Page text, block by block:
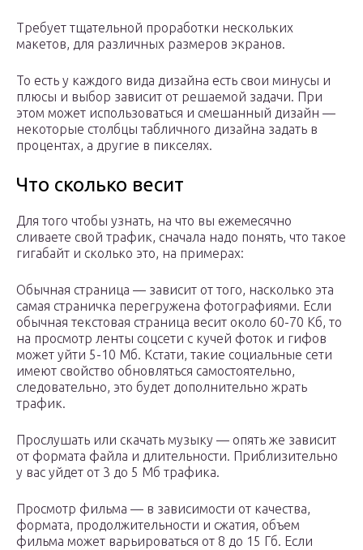
Требует тщательной проработки нескольких
макетов, для различных размеров экранов.
То есть у каждого вида дизайна есть свои минусы и
плюсы и выбор зависит от решаемой задачи. При
этом может использоваться и смешанный дизайн —
некоторые столбцы табличного дизайна задать в
процентах, а другие в пикселях.
Что сколько весит
Для того чтобы узнать, на что вы ежемесячно
сливаете свой трафик, сначала надо понять, что такое
гигабайт и сколько это, на примерах:
Обычная страница — зависит от того, насколько эта
самая страничка перегружена фотографиями. Если
обычная текстовая страница весит около 60-70 Кб, то
на просмотр ленты соцсети с кучей фоток и гифов
может уйти 5-10 Мб. Кстати, такие социальные сети
имеют свойство обновляться самостоятельно,
следовательно, это будет дополнительно жрать
трафик.
Прослушать или скачать музыку — опять же зависит
от формата файла и длительности. Приблизительно
у вас уйдет от 3 до 5 Мб трафика.
Просмотр фильма — в зависимости от качества,
формата, продолжительности и сжатия, объем
фильма может варьироваться от 8 до 15 Гб. Если